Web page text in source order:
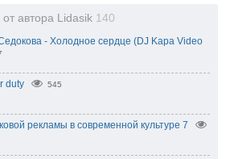
автора Lidasik 140
- Холодное сердце (DJ Kapa Video
duty 545
рекламы в современной культуре 7